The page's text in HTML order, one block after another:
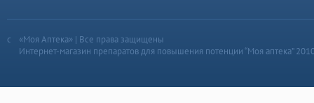
«Моя Аптека» | Все права защищены
Интернет-магазин препаратов для повышения потенции “Моя аптека”